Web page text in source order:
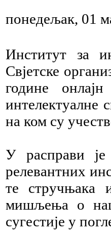
понедељак, 01
Институт за
Свјетске
године
интелектуалне
на ком су
У расправи је
релевантних
те стручњака
мишљења о
сугестије у